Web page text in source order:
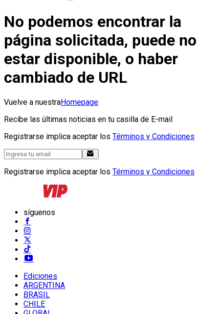
No podemos encontrar la
página solicitada, puede no
estar disponible, o haber
cambiado de URL
Vuelve a nuestraHomepage
Recibe las últimas noticias en tu casilla de E-mail
Registrarse implica aceptar los Términos y Condiciones
Registrarse implica aceptar los Términos y Condiciones
síguenos
Ediciones
ARGENTINA
BRASIL
CHILE